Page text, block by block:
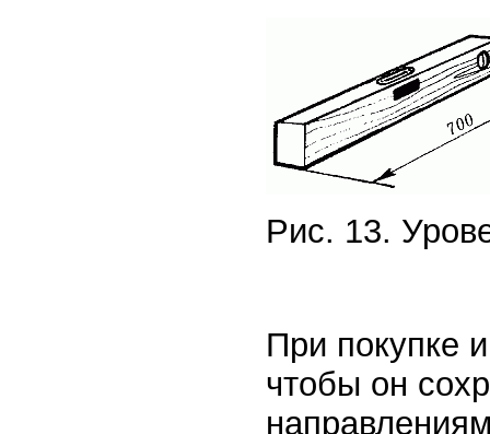
Рис. 13.
При покупке
чтобы он